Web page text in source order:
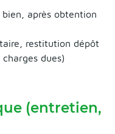
bien, après obtention
restitution dépôt
dues)
(entretien,